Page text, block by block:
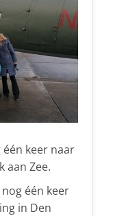
keer naar
aan Zee.
één keer
in Den